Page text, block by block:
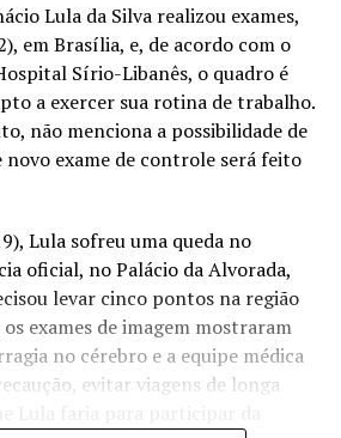
Lula da Silva realizou exames,
em Brasília, e, de acordo com o
Sírio-Libanês, o quadro é
a exercer sua rotina de trabalho.
não menciona a possibilidade de
novo exame de controle será feito
Lula sofreu uma queda no
oficial, no Palácio da Alvorada,
levar cinco pontos na região
os exames de imagem mostraram
no cérebro e a equipe médica
evitar viagens de longa